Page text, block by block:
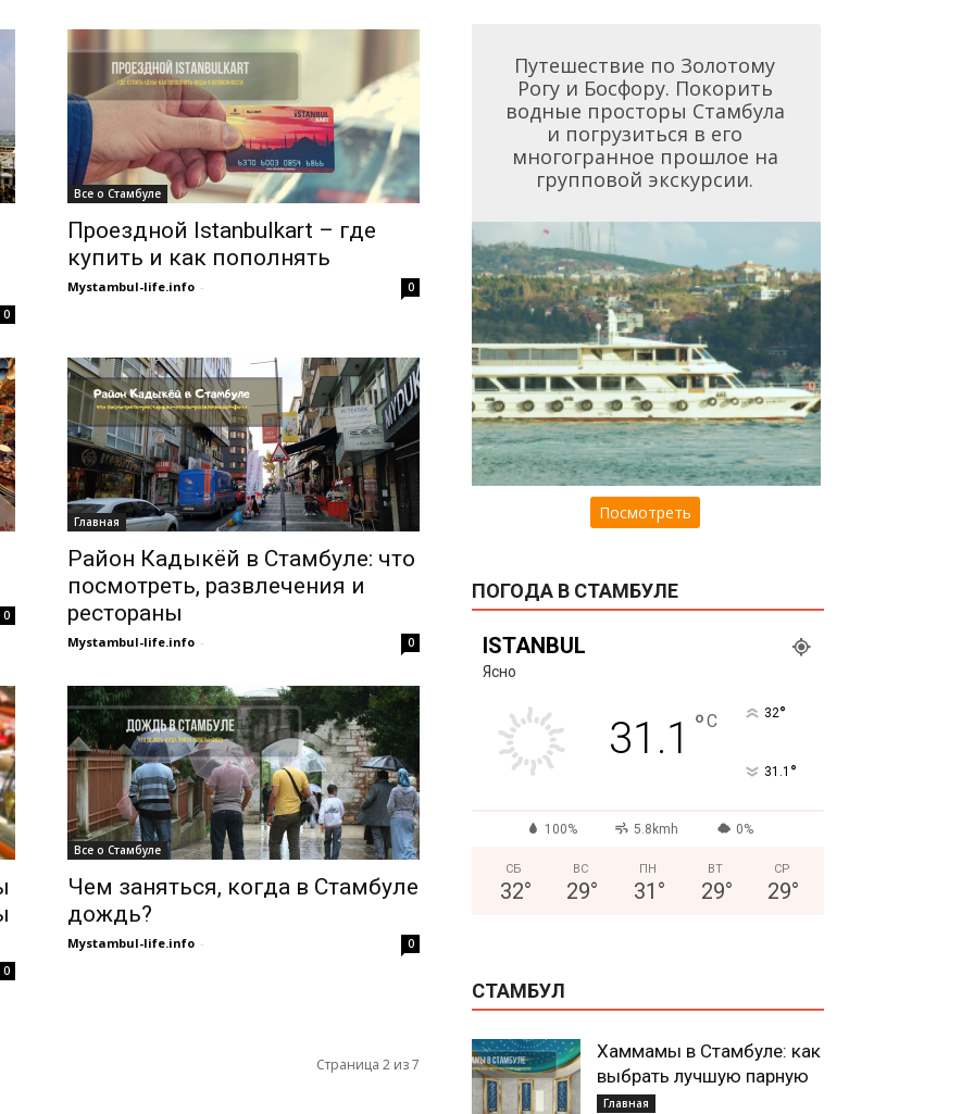
0
Все о Стамбуле
Проездной Istanbulkart – где
купить и как пополнять
Mystambul-life.info - 0
0
Главная
Район Кадыкёй в Стамбуле: что
посмотреть, развлечения и
рестораны
Mystambul-life.info - 0
0
Все о Стамбуле
Чем заняться, когда в Стамбуле
дождь?
Mystambul-life.info - 0
Страница 2 из 7
Путешествие по Золотому
Рогу и Босфору. Покорить
водные просторы Стамбула
и погрузиться в его
многогранное прошлое на
групповой экскурсии.
Посмотреть
ПОГОДА В СТАМБУЛЕ
ISTANBUL
Ясно
31.1 °C 32°
31.1 °
100% 5.8kmh 0%
СБ
32°
ВС
29°
ПН
31 °
ВТ
29°
СР
29°
СТАМБУЛ
Хаммамы в Стамбуле: как
выбрать лучшую парную
Главная